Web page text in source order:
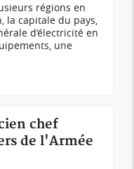
régions en
la capitale du pays,
d’électricité en
une
chef
de l'Armée